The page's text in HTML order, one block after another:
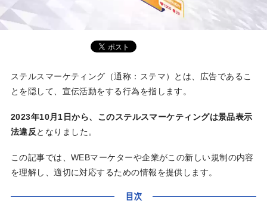
ステルスマーケティング（通称：ステマ）とは、広告であるこ
とを隠して、宣伝活動をする行為を指します。
2023年10月1日から、このステルスマーケティングは景品表示
法違反となりました。
この記事では、WEBマーケターや企業がこの新しい規制の内容
を理解し、適切に対応するための情報を提供します。
目次